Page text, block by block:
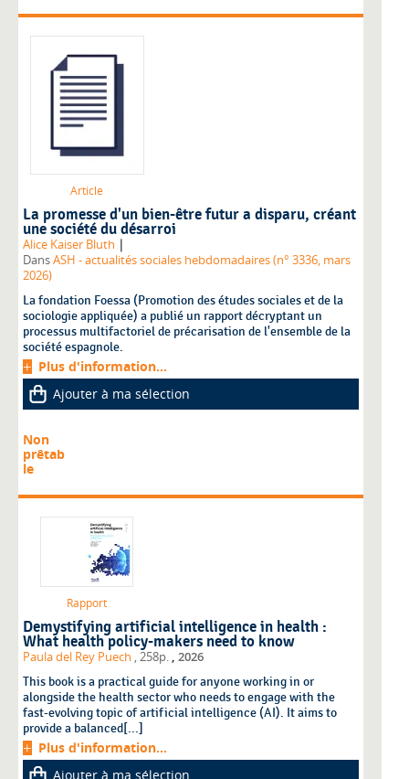
Article
La promesse d'un bien-être futur a disparu, créant
une société du désarroi
Alice Kaiser Bluth |
DansASH - actualités sociales hebdomadaires (n° 3336, mars
2026)
La fondation Foessa (Promotion des études sociales et de la
sociologie appliquée) a publié un rapport décryptant un
processus multifactoriel de précarisation de l'ensemble de la
société espagnole.
Plus d'information...
Ajouter à ma sélection
Non
prêtab
le
Rapport
Demystifying artificial intelligence in health :
What health policy-makers need to know
Paula del Rey Puech , 258p. , 2026
This book is a practical guide for anyone working in or
alongside the health sector who needs to engage with the
fast-evolving topic of artificial intelligence (AI). It aims to
provide a balanced[...]
Plus d'information...
Ajouter à ma sélection